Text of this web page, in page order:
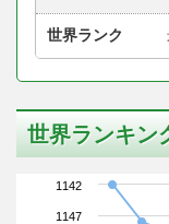
世界ランク
世界ランキン
1142
1147